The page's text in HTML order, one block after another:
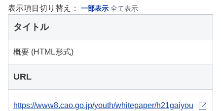
表示項目切り替え： 一部表示 全て表示
タイトル
概要 (HTML形式)
URL
https://www8.cao.go.jp/youth/whitepaper/h21gaiyou